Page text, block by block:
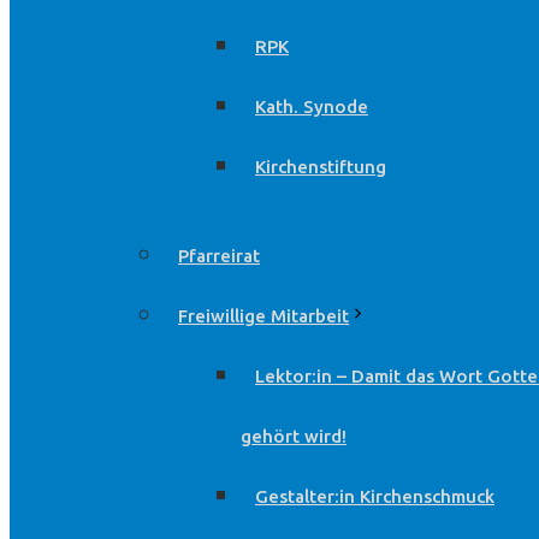
RPK
Kath. Synode
Kirchenstiftung
Pfarreirat
Freiwillige Mitarbeit
Lektor:in – Damit das Wort
gehört wird!
Gestalter:in Kirchenschmuck